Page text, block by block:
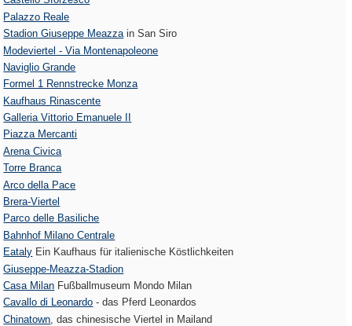
Palazzo Reale
Stadion Giuseppe Meazzain San Siro
Modeviertel - Via Montenapoleone
Naviglio Grande
Formel 1 Rennstrecke Monza
Kaufhaus Rinascente
Galleria Vittorio Emanuele II
Piazza Mercanti
Arena Civica
Torre Branca
Arco della Pace
Brera-Viertel
Parco delle Basiliche
Bahnhof Milano Centrale
Eataly Ein Kaufhaus für italienische Köstlichkeiten
Giuseppe-Meazza-Stadion
Casa Milan Fußballmuseum Mondo Milan
Cavallo di Leonardo - das Pferd Leonardos
Chinatown , das chinesische Viertel in Mailand